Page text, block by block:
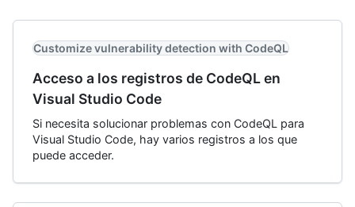
Customize vulnerability detection with CodeQL
Acceso a los registros de CodeQL en
Visual Studio Code
Si necesita solucionar problemas con CodeQL para
Visual Studio Code, hay varios registros a los que
puede acceder.